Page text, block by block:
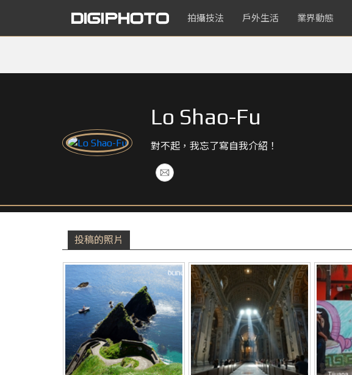
拍攝技法 戶外生活 業界動態
Lo Shao-Fu
對不起，我忘了寫自我介紹！
投稿的照片